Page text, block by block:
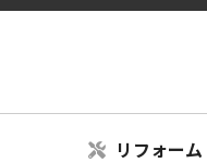
リフォーム